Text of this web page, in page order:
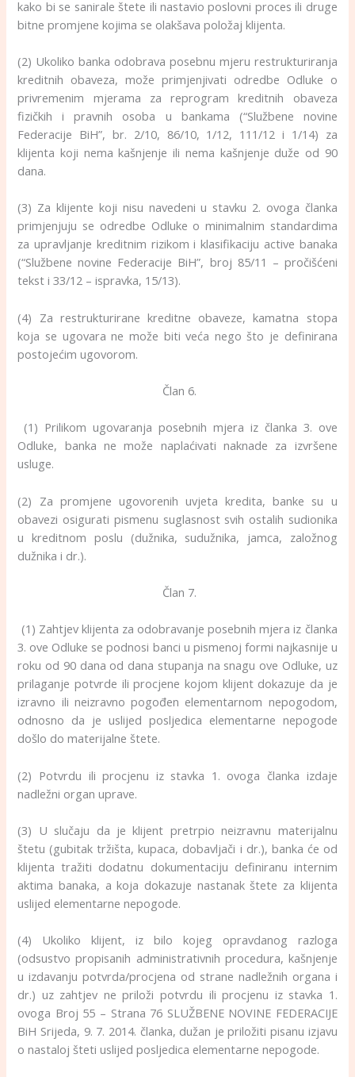
kako bi se sanirale štete ili nastavio poslovni proces ili druge
bitne promjene kojima se olakšava položaj klijenta.
(2) Ukoliko banka odobrava posebnu mjeru restrukturiranja
kreditnih obaveza, može primjenjivati odredbe Odluke o
privremenim mjerama za reprogram kreditnih obaveza
fizičkih i pravnih osoba u bankama (“Službene novine
Federacije BiH”, br. 2/10, 86/10, 1/12, 111/12 i 1/14) za
klijenta koji nema kašnjenje ili nema kašnjenje duže od 90
dana.
(3) Za klijente koji nisu navedeni u stavku 2. ovoga članka
primjenjuju se odredbe Odluke o minimalnim standardima
za upravljanje kreditnim rizikom i klasifikaciju active banaka
(“Službene novine Federacije BiH”, broj 85/11 – pročišćeni
tekst i 33/12 – ispravka, 15/13).
(4) Za restrukturirane kreditne obaveze, kamatna stopa
koja se ugovara ne može biti veća nego što je definirana
postojećim ugovorom.
Član 6.
(1) Prilikom ugovaranja posebnih mjera iz članka 3. ove
Odluke, banka ne može naplaćivati naknade za izvršene
usluge.
(2) Za promjene ugovorenih uvjeta kredita, banke su u
obavezi osigurati pismenu suglasnost svih ostalih sudionika
u kreditnom poslu (dužnika, sudužnika, jamca, založnog
dužnika i dr.).
Član 7.
(1) Zahtjev klijenta za odobravanje posebnih mjera iz članka
3. ove Odluke se podnosi banci u pismenoj formi najkasnije u
roku od 90 dana od dana stupanja na snagu ove Odluke, uz
prilaganje potvrde ili procjene kojom klijent dokazuje da je
izravno ili neizravno pogođen elementarnom nepogodom,
odnosno da je uslijed posljedica elementarne nepogode
došlo do materijalne štete.
(2) Potvrdu ili procjenu iz stavka 1. ovoga članka izdaje
nadležni organ uprave.
(3) U slučaju da je klijent pretrpio neizravnu materijalnu
štetu (gubitak tržišta, kupaca, dobavljači i dr.), banka će od
klijenta tražiti dodatnu dokumentaciju definiranu internim
aktima banaka, a koja dokazuje nastanak štete za klijenta
uslijed elementarne nepogode.
(4) Ukoliko klijent, iz bilo kojeg opravdanog razloga
(odsustvo propisanih administrativnih procedura, kašnjenje
u izdavanju potvrda/procjena od strane nadležnih organa i
dr.) uz zahtjev ne priloži potvrdu ili procjenu iz stavka 1.
ovoga Broj 55 – Strana 76 SLUŽBENE NOVINE FEDERACIJE
BiH Srijeda, 9. 7. 2014. članka, dužan je priložiti pisanu izjavu
o nastaloj šteti uslijed posljedica elementarne nepogode.